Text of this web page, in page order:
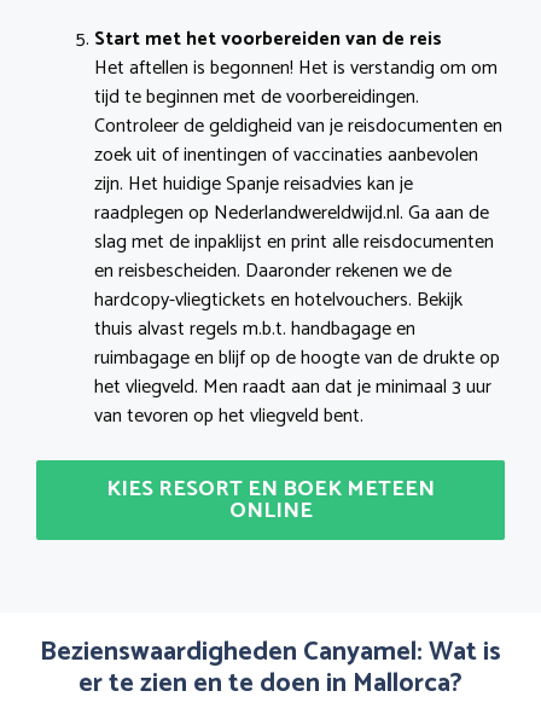
Start met het voorbereiden van de reis
Het aftellen is begonnen! Het is verstandig om om
tijd te beginnen met de voorbereidingen.
Controleer de geldigheid van je reisdocumenten en
zoek uit of inentingen of vaccinaties aanbevolen
zijn. Het huidige Spanje reisadvies kan je
raadplegen op Nederlandwereldwijd.nl. Ga aan de
slag met de inpaklijst en print alle reisdocumenten
en reisbescheiden. Daaronder rekenen we de
hardcopy-vliegtickets en hotelvouchers. Bekijk
thuis alvast regels m.b.t. handbagage en
ruimbagage en blijf op de hoogte van de drukte op
het vliegveld. Men raadt aan dat je minimaal 3 uur
van tevoren op het vliegveld bent.
KIES RESORT EN BOEK METEEN
ONLINE
Bezienswaardigheden Canyamel: Wat is
er te zien en te doen in Mallorca?